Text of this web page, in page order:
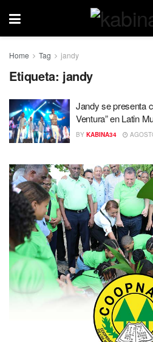
Home Tag jandy
Etiqueta: jandy
Jandy se presenta
Ventura” en Latin
BY KABINA34